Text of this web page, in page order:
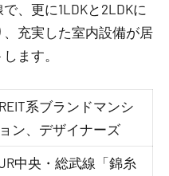
、更に1LDKと2LDKに
充実した室内設備が居
ます。
REIT系ブランドマンシ
ョン、デザイナーズ
中央・総武線「錦糸